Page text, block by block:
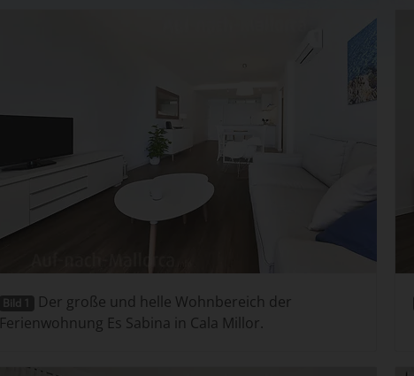
Bild 1
Der große und helle Wohnbereich der
Ferienwohnung Es Sabina in Cala Millor.